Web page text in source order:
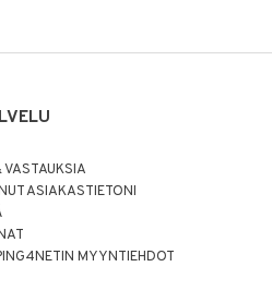
ASIAKASTIETONI
MYYNTIEHDOT